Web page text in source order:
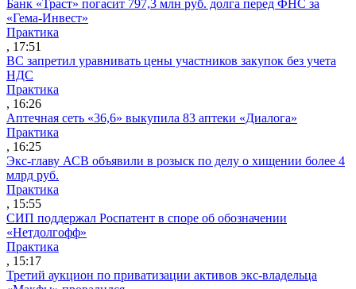
Банк «Траст» погасит 797,3 млн руб. долга перед ФНС за
«Гема-Инвест»
Практика
, 17:51
ВС запретил уравнивать цены участников закупок без учета
НДС
Практика
, 16:26
Аптечная сеть «36,6» выкупила 83 аптеки «Диалога»
Практика
, 16:25
Экс-главу АСВ объявили в розыск по делу о хищении более 4
млрд руб.
Практика
, 15:55
СИП поддержал Роспатент в споре об обозначении
«Нетдолгофф»
Практика
, 15:17
Третий аукцион по приватизации активов экс-владельца